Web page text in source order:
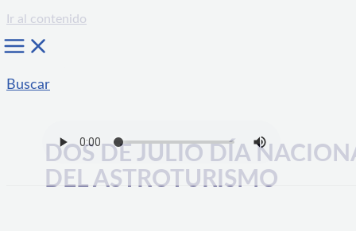
Ir al contenido
Buscar
DOS DE JULIO DÍA
DEL ASTROTURISMO